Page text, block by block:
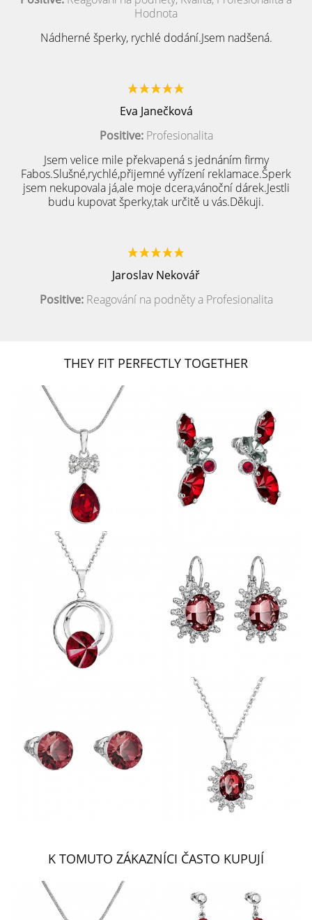
Hodnota
Nádherné šperky, rychlé dodání.Jsem nadšená.
Eva Janečková
Positive:Profesionalita
Jsem velice mile překvapená s jednáním firmy
Fabos.Slušné,rychlé,přijemné vyřízení reklamace.Šperk
jsem nekupovala já,ale moje dcera,vánoční dárek.Jestli
budu kupovat šperky,tak určitě u vás.Děkuji.
Jaroslav Nekovář
Positive:Reagování na podněty a Profesionalita
THEY FIT PERFECTLY TOGETHER
K TOMUTO ZÁKAZNÍCI ČASTO KUPUJÍ